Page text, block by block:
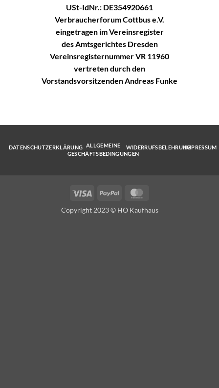
USt-IdNr.: DE354920661
Verbraucherforum Cottbus e.V.
eingetragen im Vereinsregister
des Amtsgerichtes Dresden
Vereinsregisternummer VR 11960
vertreten durch den
Vorstandsvorsitzenden Andreas Funke
DATENSCHUTZERKLÄRUNG ALLGEMEINE
GESCHÄFTSBEDINGUNGEN
WIDERRUFSBELEHRUNGIMPRESSUM
Visa PayPal
Copyright 2023 © HO Kaufhaus